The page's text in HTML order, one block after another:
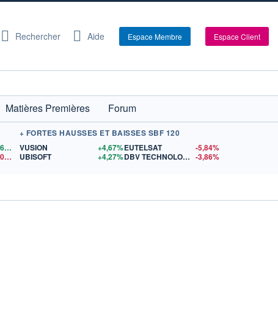
Rechercher Aide Espace Membre Espace Client
Matières Premières
Forum
1,1560$US
14,90
$US
+ FORTES HAUSSES ET BAISSES SBF 120
VUSION
+4,67%
UBISOFT
+4,27%
EUTELSAT
-5,84%
DBV TECHNOLOGIES -3,86%